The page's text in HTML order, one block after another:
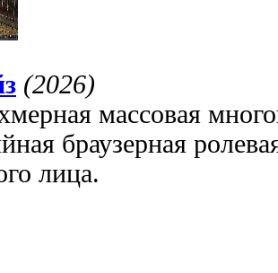
(2026)
массовая
браузерная
лица.